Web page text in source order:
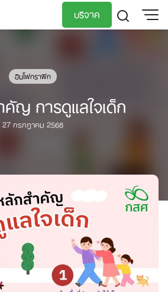
บริจาค
อินโฟกราฟิก
ญ การดูแลใจเด็ก
27 กรกฎาคม 2568